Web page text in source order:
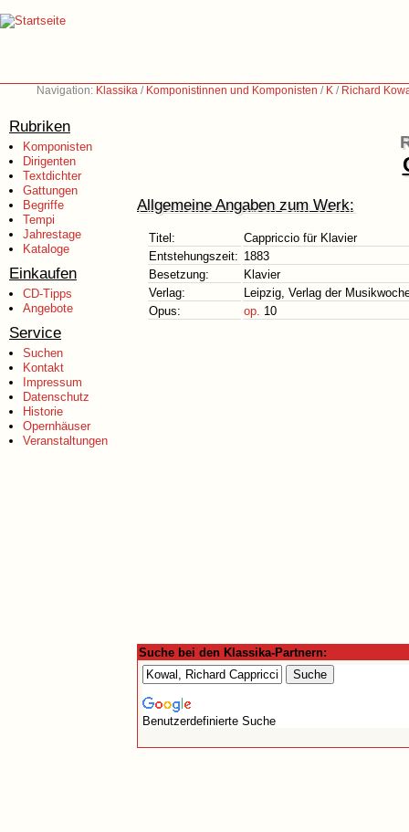
Navigation: Klassika / Komponistinnen und Komponisten / K / Richard
Rubriken
Komponisten
Dirigenten
Textdichter
Gattungen
Begriffe
Tempi
Jahrestage
Kataloge
Einkaufen
CD-Tipps
Angebote
Service
Suchen
Kontakt
Impressum
Datenschutz
Historie
Opernhäuser
Veranstaltungen
Allgemeine Angaben zum Werk:
Titel:
Cappriccio für Klavier
Entstehungszeit: 1883
Besetzung:
Klavier
Verlag:
Leipzig, Verlag der
Opus:
op. 10
Suche bei den Klassika-Partnern:
Benutzerdefinierte Suche